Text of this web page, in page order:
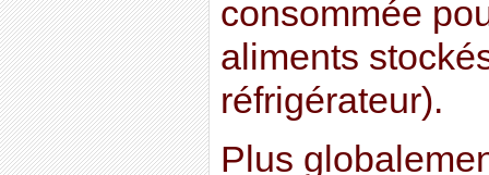
consommée
aliments
réfrigérateur).
Plus